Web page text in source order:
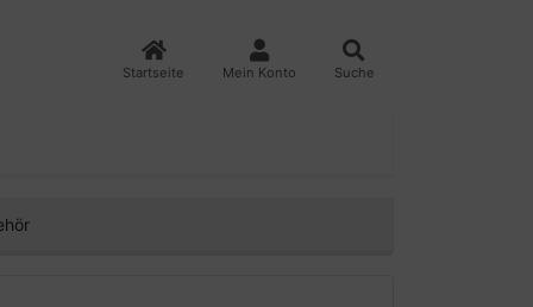
Startseite Mein Konto Suche